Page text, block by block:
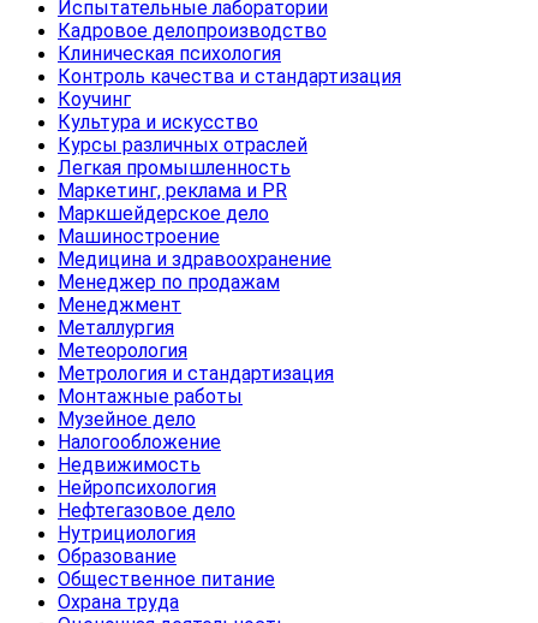
Испытательные лаборатории
Кадровое делопроизводство
Клиническая психология
Контроль качества и стандартизация
Коучинг
Культура и искусство
Курсы различных отраслей
Легкая промышленность
Маркетинг, реклама и PR
Маркшейдерское дело
Машиностроение
Медицина и здравоохранение
Менеджер по продажам
Менеджмент
Металлургия
Метеорология
Метрология и стандартизация
Монтажные работы
Музейное дело
Налогообложение
Недвижимость
Нейропсихология
Нефтегазовое дело
Нутрициология
Образование
Общественное питание
Охрана труда